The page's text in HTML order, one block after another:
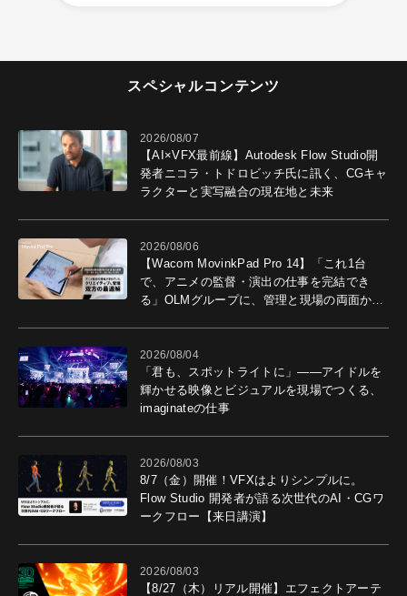
スペシャルコンテンツ
2026/08/07
【AI×VFX最前線】Autodesk Flow Studio開
発者ニコラ・トドロビッチ氏に訊く、CGキャ
ラクターと実写融合の現在地と未来
2026/08/06
【Wacom MovinkPad Pro 14】「これ1台
で、アニメの監督・演出の仕事を完結でき
る」OLMグループに、管理と現場の両面から
2026/08/04
「君も、スポットライトに」――アイドルを
輝かせる映像とビジュアルを現場でつくる、
imaginateの仕事
2026/08/03
8/7（金）開催！VFXはよりシンプルに。
Flow Studio 開発者が語る次世代のAI・CGワ
ークフロー【来日講演】
2026/08/03
【8/27（木）リアル開催】エフェクトアーテ